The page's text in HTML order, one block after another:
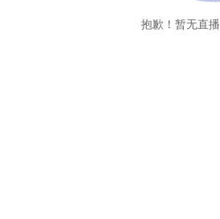
抱歉！暂无直播